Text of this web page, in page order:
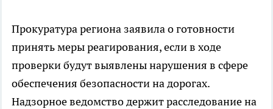
Прокуратура региона заявила о готовности
принять меры реагирования, если в ходе
проверки будут выявлены нарушения в сфере
обеспечения безопасности на дорогах.
Надзорное ведомство держит расследование на